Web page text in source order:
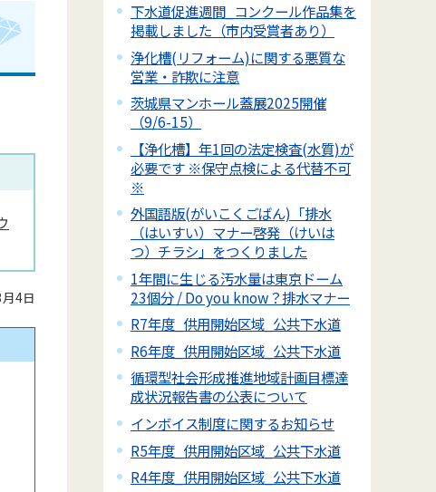
4日
下水道促進週間_コンクール作品集を
掲載しました（市内受賞者あり）
浄化槽(リフォーム)に関する悪質な
営業・詐欺に注意
茨城県マンホール蓋展2025開催
（9/6-15）
【浄化槽】年1回の法定検査(水質)が
必要です ※保守点検による代替不可
※
外国語版(がいこくごばん)「排水
（はいすい）マナー啓発（けいは
つ）チラシ」をつくりました
1年間に生じる汚水量は東京ドーム
23個分 / Do you know？排水マナー
R7年度_供用開始区域_公共下水道
R6年度_供用開始区域_公共下水道
循環型社会形成推進地域計画目標達
成状況報告書の公表について
インボイス制度に関するお知らせ
R5年度_供用開始区域_公共下水道
R4年度_供用開始区域_公共下水道